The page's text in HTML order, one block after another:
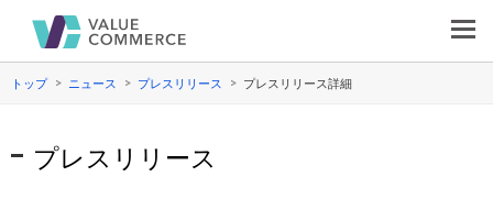
トップ ニュース プレスリリース プレスリリース詳細
プレスリリース